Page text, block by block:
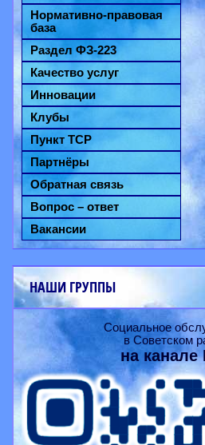
Нормативно-правовая
база
Раздел ФЗ-223
Качество услуг
Инновации
Клубы
Пункт ТСР
Партнёры
Обратная связь
Вопрос – ответ
Вакансии
НАШИ ГРУППЫ
Социальное
в Советском
на канале